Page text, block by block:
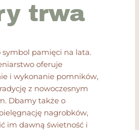
trwa
symbol pamięci na lata.
oferuje
i wykonanie pomników,
z nowoczesnym
Dbamy także o
nagrobków,
im dawną świetność i